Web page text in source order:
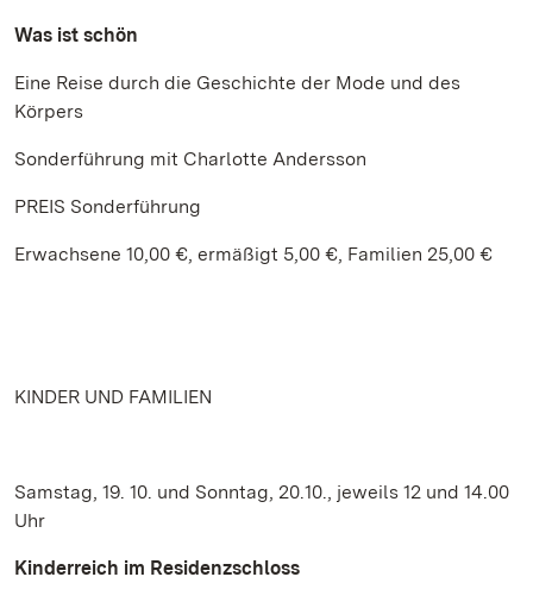
Was ist schön
Eine Reise durch die Geschichte der Mode und des
Körpers
Sonderführung mit Charlotte Andersson
PREIS Sonderführung
Erwachsene 10,00 €, ermäßigt 5,00 €, Familien 25,00 €
KINDER UND FAMILIEN
Samstag, 19. 10. und Sonntag, 20.10., jeweils 12 und 14.00
Uhr
Kinderreich im Residenzschloss